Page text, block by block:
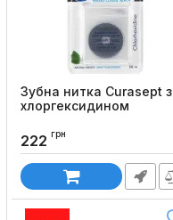
Зубна нитка Curasept з
хлоргексидином
Код товару:
222 грн